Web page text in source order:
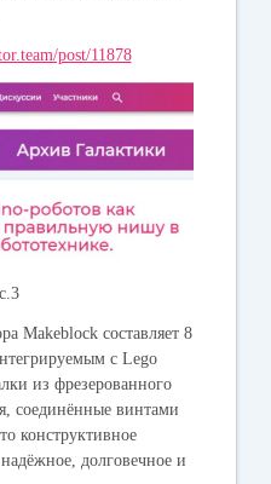
post/11878
Makeblock составляет 8
с Lego
из фрезерованного
соединённые винтами
конструктивное
долговечное и